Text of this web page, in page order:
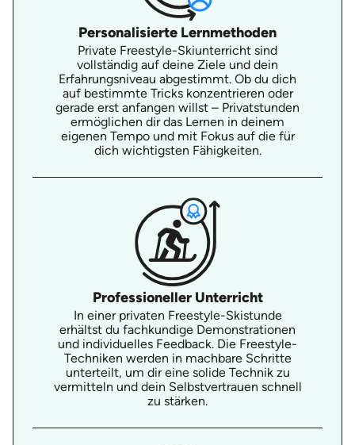
Personalisierte Lernmethoden
Private Freestyle-Skiunterricht sind
vollständig auf deine Ziele und dein
Erfahrungsniveau abgestimmt. Ob du dich
auf bestimmte Tricks konzentrieren oder
gerade erst anfangen willst – Privatstunden
ermöglichen dir das Lernen in deinem
eigenen Tempo und mit Fokus auf die für
dich wichtigsten Fähigkeiten.
Professioneller Unterricht
In einer privaten Freestyle-Skistunde
erhältst du fachkundige Demonstrationen
und individuelles Feedback. Die Freestyle-
Techniken werden in machbare Schritte
unterteilt, um dir eine solide Technik zu
vermitteln und dein Selbstvertrauen schnell
zu stärken.